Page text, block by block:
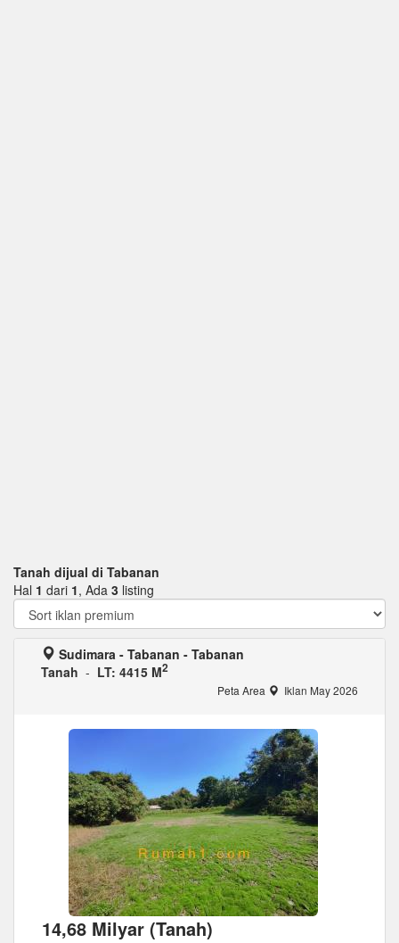
Tanah dijual di Tabanan
Hal 1 dari 1, Ada 3 listing
Sudimara - Tabanan - Tabanan
Tanah - LT: 4415 M2
Peta Area Iklan May 2026
14,68 Milyar (Tanah)